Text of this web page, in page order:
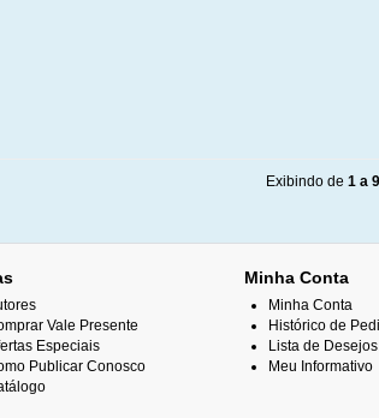
Exibindo de 1 a 9
Vale Presente
Especiais
Publicar Conosco
Minha Conta
Minha Conta
Histórico de
Lista de Desejos
Meu Informativo